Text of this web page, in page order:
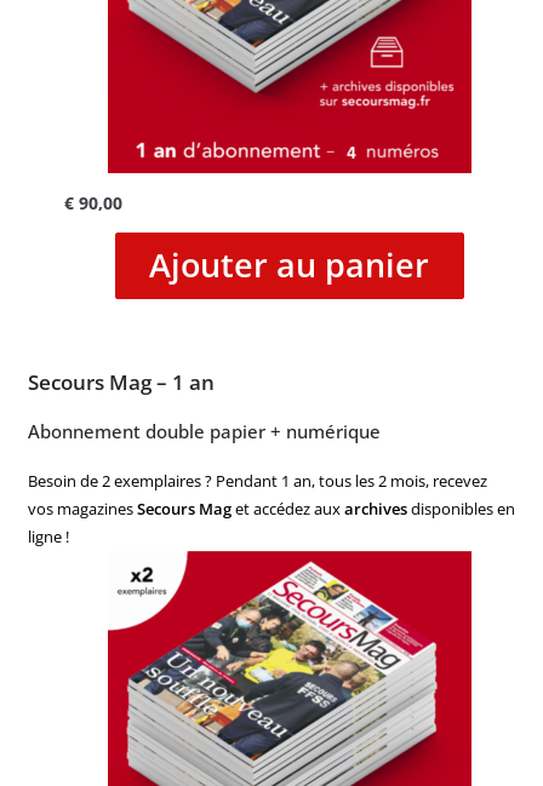
€90,00
Ajouter au panier
Secours Mag – 1 an
Abonnement double papier + numérique
Besoin de 2 exemplaires ? Pendant 1 an, tous les 2 mois, recevez
vos magazinesSecours Maget accédez auxarchivesdisponibles en
ligne !